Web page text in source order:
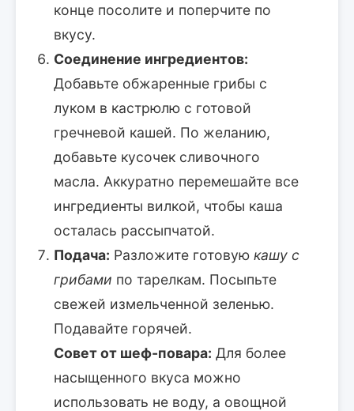
конце посолите и поперчите по
вкусу.
Соединение ингредиентов:
Добавьте обжаренные грибы с
луком в кастрюлю с готовой
гречневой кашей. По желанию,
добавьте кусочек сливочного
масла. Аккуратно перемешайте все
ингредиенты вилкой, чтобы каша
осталась рассыпчатой.
Подача: Разложите готовую кашу с
грибами по тарелкам. Посыпьте
свежей измельченной зеленью.
Подавайте горячей.
Совет от шеф-повара: Для более
насыщенного вкуса можно
использовать не воду, а овощной